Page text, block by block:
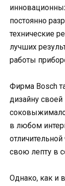
постоянно
технические
лучших
работы
Фирма Bosch
дизайну
в любом
свою лепту в
Однако, как и